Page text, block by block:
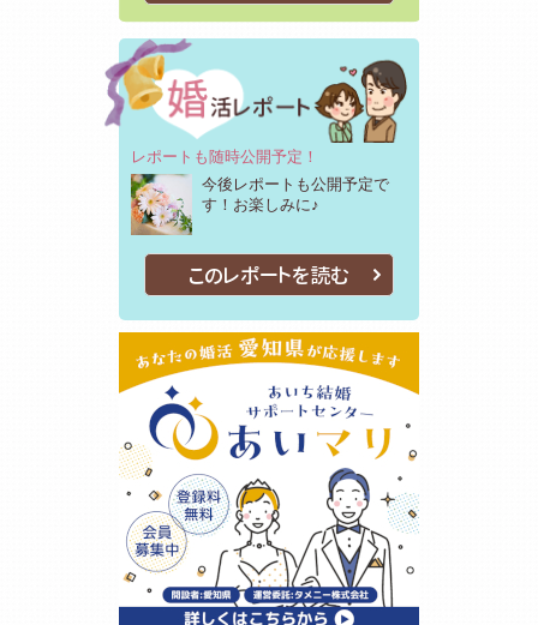
レポートも随時公開予定！
今後レポートも公開予定で
す！お楽しみに♪
このレポートを読む